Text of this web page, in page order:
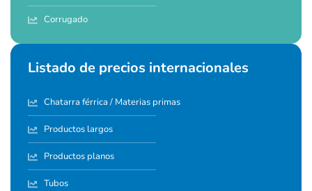
Corrugado
Listado de precios internacionales
Chatarra férrica / Materias primas
Productos largos
Productos planos
Tubos